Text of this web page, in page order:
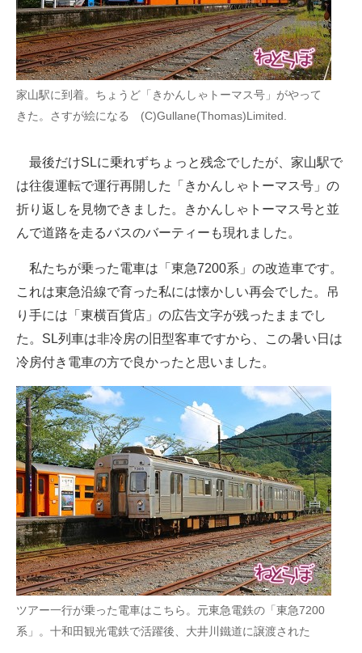
モノづくり技術者専門サイト
エレクトロニクス専門サイト
電子設計の基本と応用
エネルギーの専門メディア
ちょっと気になるネットの話題
家山駅に到着。ちょうど「きかんしゃトーマス号」がやって
きた。さすが絵になる (C)Gullane(Thomas)Limited.
最後だけSLに乗れずちょっと残念でしたが、家山駅で
は往復運転で運行再開した「きかんしゃトーマス号」の
折り返しを見物できました。きかんしゃトーマス号と並
んで道路を走るバスのバーティーも現れました。
私たちが乗った電車は「東急7200系」の改造車です。
これは東急沿線で育った私には懐かしい再会でした。吊
り手には「東横百貨店」の広告文字が残ったままでし
た。SL列車は非冷房の旧型客車ですから、この暑い日は
冷房付き電車の方で良かったと思いました。
ツアー一行が乗った電車はこちら。元東急電鉄の「東急7200
系」。十和田観光電鉄で活躍後、大井川鐵道に譲渡された